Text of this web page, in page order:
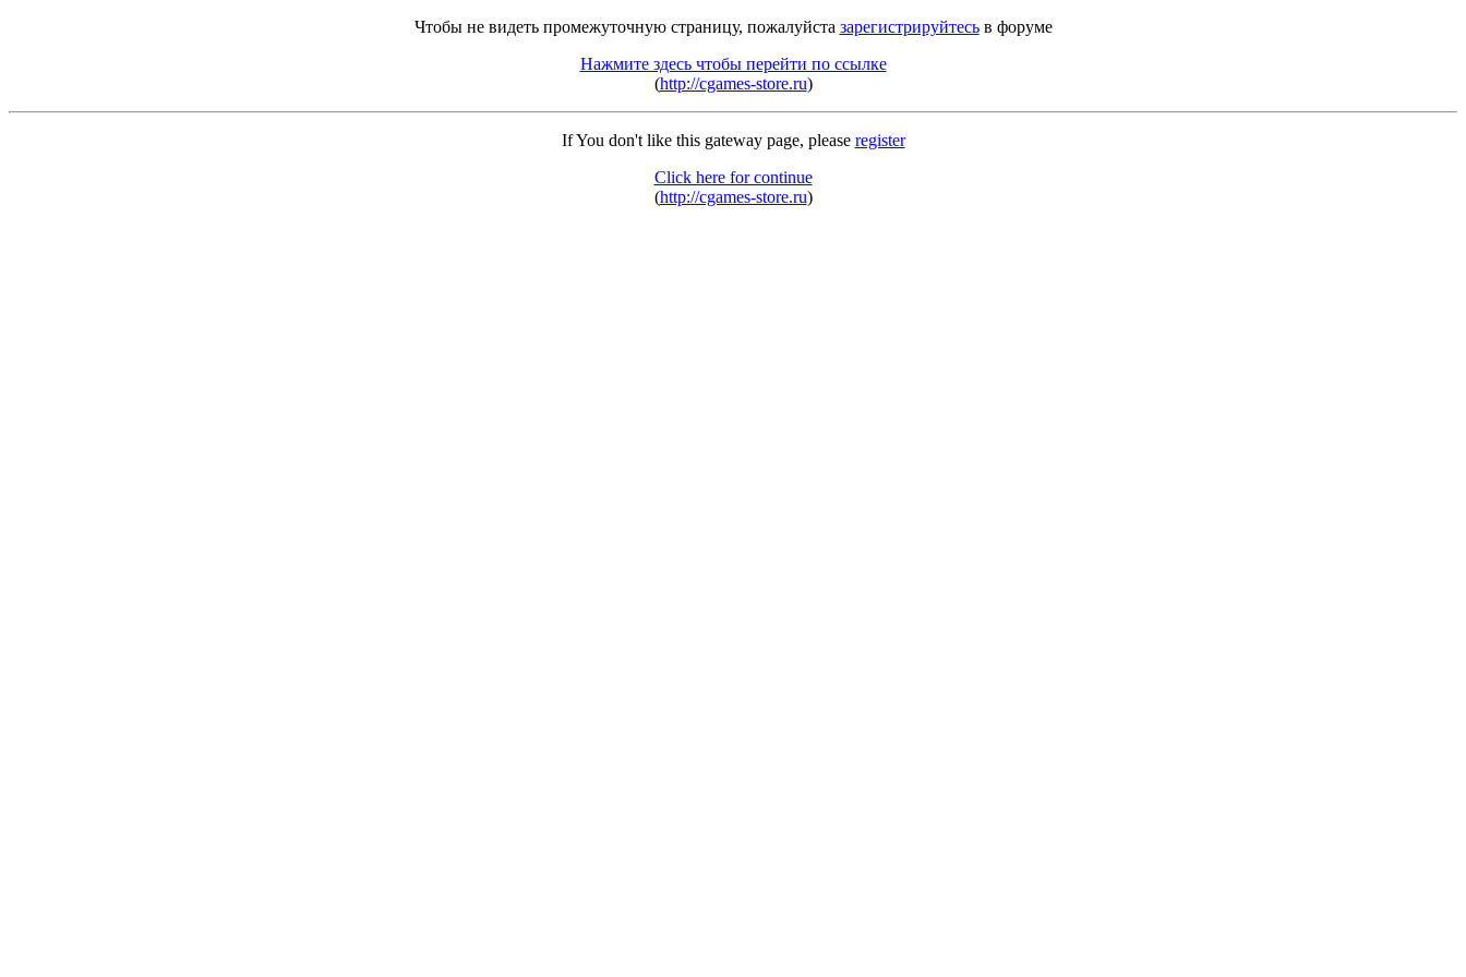
Чтобы не видеть промежуточную страницу, пожалуйста зарегистрируйтесьв форуме
Нажмите здесь чтобы перейти по ссылке
(http://cgames-store.ru)
If You don't like this gateway page, please register
Click here for continue
(http://cgames-store.ru)